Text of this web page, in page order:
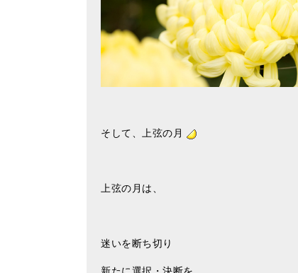
そして、上弦の月
上弦の月は、
迷いを断ち切り